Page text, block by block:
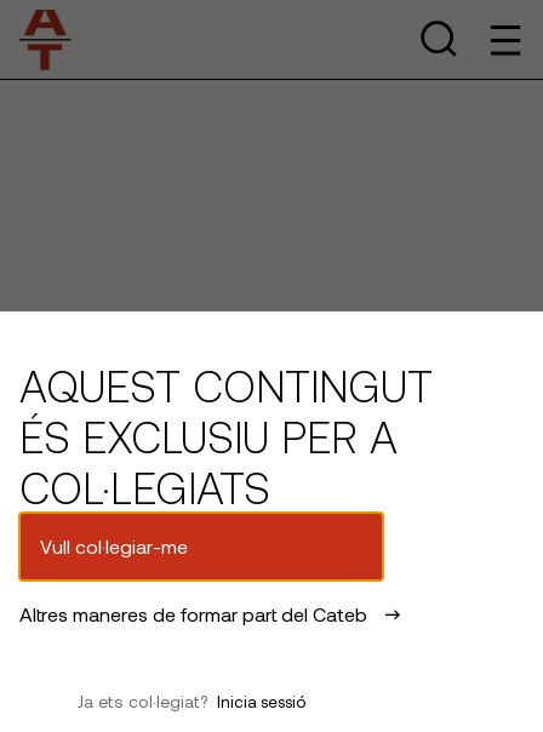
AQUEST CONTINGUT
ÉS EXCLUSIU PER A
COL·LEGIATS
Vull col·legiar-me
Altres maneres de formar part del Cateb
Ja ets col·legiat? Inicia sessió